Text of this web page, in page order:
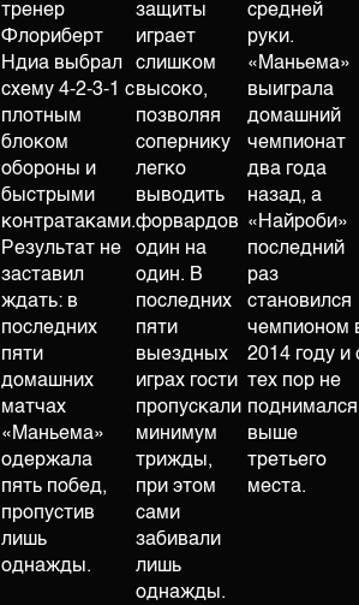
тренер
Флориберт
Ндиа выбрал
схему 4-2-3-1 с
плотным
блоком
обороны и
быстрыми
контратаками.
Результат не
заставил
ждать: в
последних
пяти
домашних
матчах
«Маньема»
одержала
пять побед,
пропустив
лишь
однажды.
защиты
играет
слишком
высоко,
позволяя
сопернику
легко
выводить
форвардов
один на
один. В
последних
пяти
выездных
играх гости
пропускали
минимум
трижды,
при этом
сами
забивали
лишь
однажды.
средней
руки.
«Маньема»
выиграла
домашний
чемпионат
два года
назад, а
«Найроби»
последний
раз
становился
чемпионом
2014 году и
тех пор не
поднимался
выше
третьего
места.